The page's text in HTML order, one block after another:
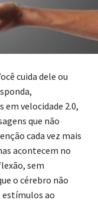
cuida dele ou
velocidade 2.0,
que não
cada vez mais
acontecem no
sem
o cérebro não
ao